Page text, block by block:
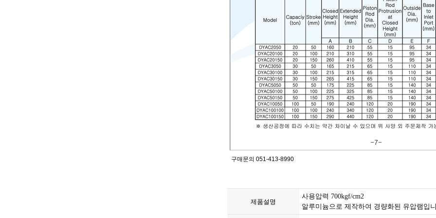
구매문의 051-413-8990
제품설명
사용압력 700kgf/cm2
알루미늄으로 제작하여 경량화된 유압램입